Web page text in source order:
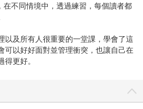
在不同情境中，透過練習，每個讀者都
以及所有人很重要的一堂課，學會了這
可以好好面對並管理衝突，也讓自己在
得更好。